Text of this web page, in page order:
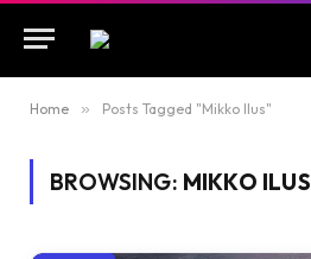
Home » Posts Tagged "Mikko Ilus"
BROWSING: MIKKO ILUS